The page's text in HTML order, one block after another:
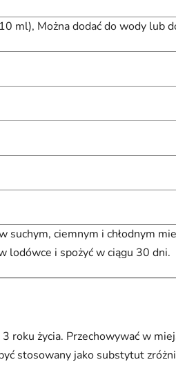
ml), Można dodać do wody lub
suchym, ciemnym i chłodnym
lodówce i spożyć w ciągu 30 dni.
roku życia. Przechowywać w
stosowany jako substytut